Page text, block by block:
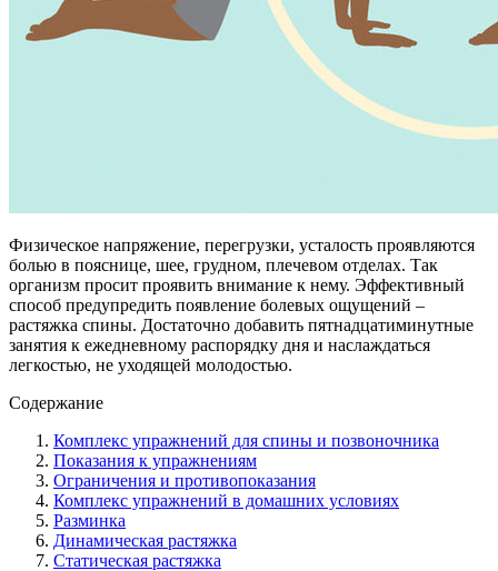
Физическое напряжение, перегрузки, усталость проявляются
болью в пояснице, шее, грудном, плечевом отделах. Так
организм просит проявить внимание к нему. Эффективный
способ предупредить появление болевых ощущений –
растяжка спины. Достаточно добавить пятнадцатиминутные
занятия к ежедневному распорядку дня и наслаждаться
легкостью, не уходящей молодостью.
Содержание
Комплекс упражнений для спины и позвоночника
Показания к упражнениям
Ограничения и противопоказания
Комплекс упражнений в домашних условиях
Разминка
Динамическая растяжка
Статическая растяжка